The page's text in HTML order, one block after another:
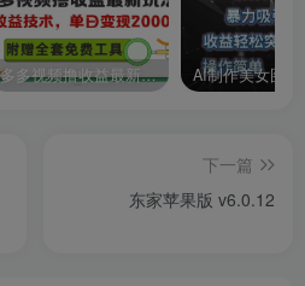
多多视频撸收益最新玩法，高收益技术，单日变现2000+，附赠全套技术资料
下一篇
东家苹果版 v6.0.12